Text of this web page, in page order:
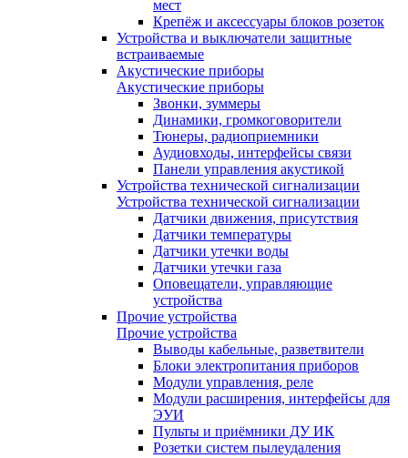
мест
Крепёж и аксессуары блоков розеток
Устройства и выключатели защитные
встраиваемые
Акустические приборы
Акустические приборы
Звонки, зуммеры
Динамики, громкоговорители
Тюнеры, радиоприемники
Аудиовходы, интерфейсы связи
Панели управления акустикой
Устройства технической сигнализации
Устройства технической сигнализации
Датчики движения, присутствия
Датчики температуры
Датчики утечки воды
Датчики утечки газа
Оповещатели, управляющие
устройства
Прочие устройства
Прочие устройства
Выводы кабельные, разветвители
Блоки электропитания приборов
Модули управления, реле
Модули расширения, интерфейсы для
ЭУИ
Пульты и приёмники ДУ ИК
Розетки систем пылеудаления